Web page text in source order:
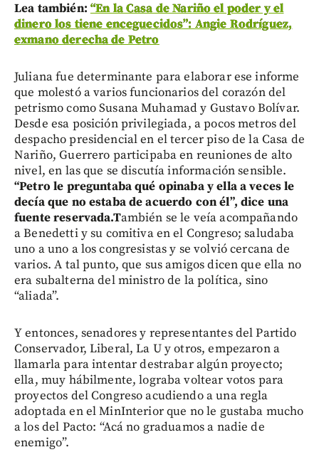
Lea también: “En la Casa de Nariño el poder y el
dinero los tiene enceguecidos”: Angie Rodríguez,
exmano derecha de Petro
Juliana fue determinante para elaborar ese informe
que molestó a varios funcionarios del corazón del
petrismo como Susana Muhamad y Gustavo Bolívar.
Desde esa posición privilegiada, a pocos metros del
despacho presidencial en el tercer piso de la Casa de
Nariño, Guerrero participaba en reuniones de alto
nivel, en las que se discutía información sensible.
“Petro le preguntaba qué opinaba y ella a veces le
decía que no estaba de acuerdo con él”, dice una
fuente reservada.También se le veía acompañando
a Benedetti y su comitiva en el Congreso; saludaba
uno a uno a los congresistas y se volvió cercana de
varios. A tal punto, que sus amigos dicen que ella no
era subalterna del ministro de la política, sino
“aliada”.
Y entonces, senadores y representantes del Partido
Conservador, Liberal, La U y otros, empezaron a
llamarla para intentar destrabar algún proyecto;
ella, muy hábilmente, lograba voltear votos para
proyectos del Congreso acudiendo a una regla
adoptada en el MinInterior que no le gustaba mucho
a los del Pacto: “Acá no graduamos a nadie de
enemigo”.